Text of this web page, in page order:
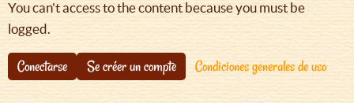
You can't access to the content because you must be
logged.
Conectarse Se créer un compte Condiciones generales de uso